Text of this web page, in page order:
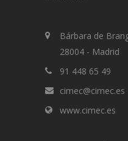
Bárbara de
28004 - Madrid
91 448 65 49
cimec@cimec.es
www.cimec.es